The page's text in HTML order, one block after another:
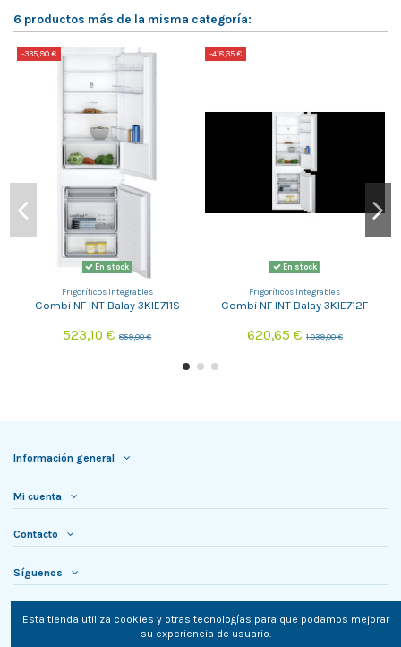
6 productos más de la misma categoría:
-335,90 €
En stock
Frigoríficos Integrables
Combi NF INT Balay 3KIE711S
523,10 €859,00 €
-418,35 €
En stock
Frigoríficos Integrables
Combi NF INT Balay 3KIE712F
620,65 € 1.039,00 €
Información general
Mi cuenta
Contacto
Síguenos
Esta tienda utiliza cookies y otras tecnologías para que podamos mejorar
su experiencia de usuario.